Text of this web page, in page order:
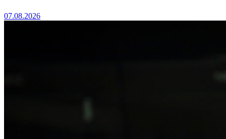
07.08.2026